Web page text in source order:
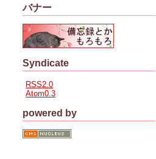
バナー
Syndicate
RSS2.0
Atom0.3
powered by